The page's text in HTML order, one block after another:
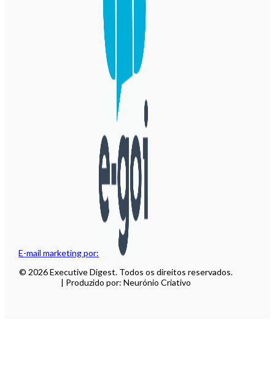
E-mail marketing por:
© 2026 Executive Digest. Todos os direitos reservados.
| Produzido por: Neurónio Criativo